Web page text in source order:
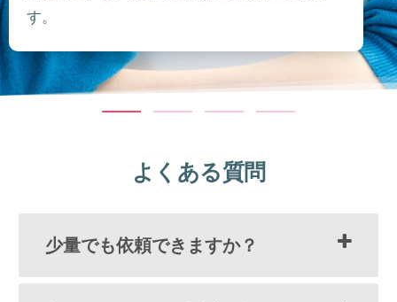
す。
よくある質問
少量でも依頼できますか？